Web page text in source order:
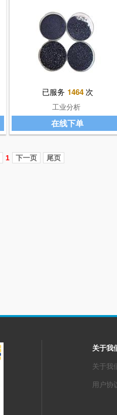
已服务 1464次
工业分析
在线下单
1 下一页 尾页
关于我
关于我
用户协